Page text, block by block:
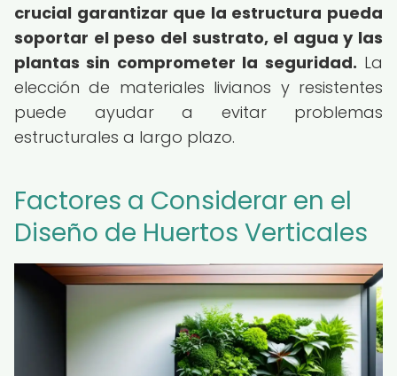
crucial garantizar que la estructura pueda
soportar el peso del sustrato, el agua y las
plantas sin comprometer la seguridad. La
elección de materiales livianos y resistentes
puede ayudar a evitar problemas
estructurales a largo plazo.
Factores a Considerar en el
Diseño de Huertos Verticales